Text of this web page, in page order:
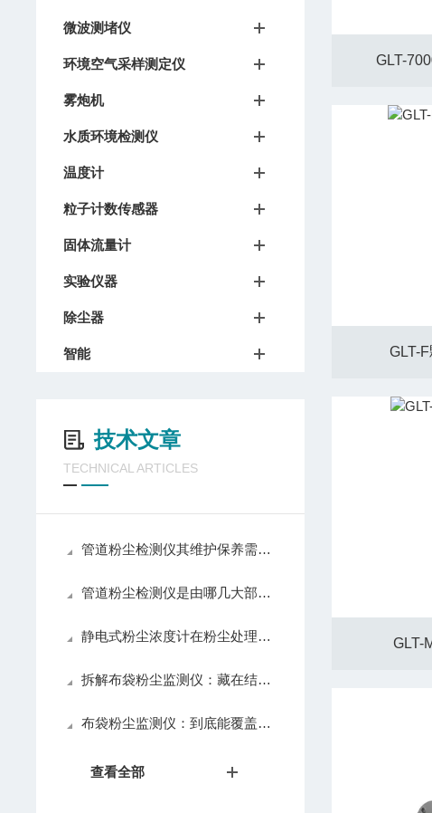
微波测堵仪
环境空气采样测定仪
雾炮机
水质环境检测仪
温度计
粒子计数传感器
固体流量计
实验仪器
除尘器
智能
技术文章
TECHNICAL ARTICLES
管道粉尘检测仪其维护保养需从以下方面入手
管道粉尘检测仪是由哪几大部分组成的呢？
静电式粉尘浓度计在粉尘处理中的关键作用
拆解布袋粉尘监测仪：藏在结构里的精准监测密码
布袋粉尘监测仪：到底能覆盖哪些场景？这份应用清单揭晓答案
查看全部
GLT-
GLT-
GLT-